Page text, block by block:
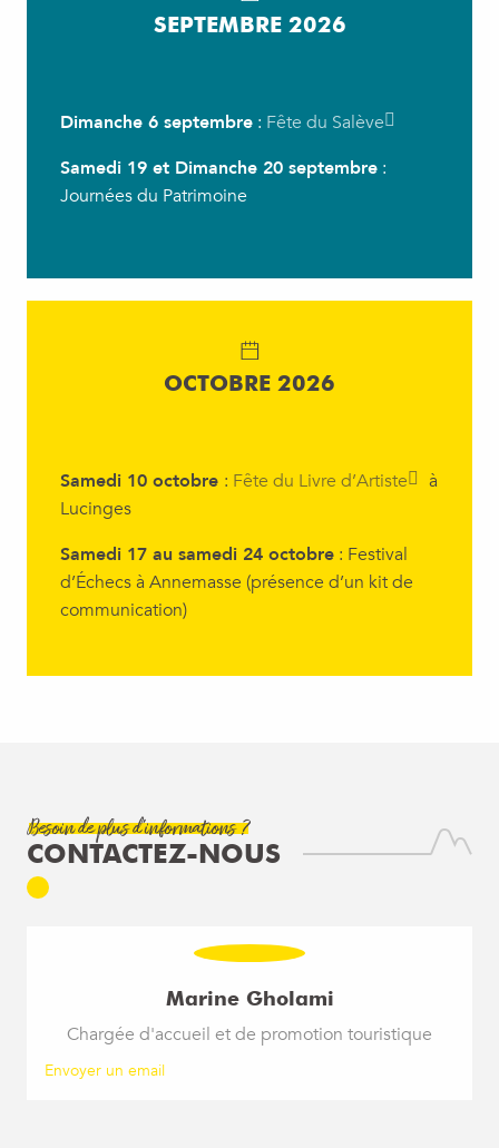
SEPTEMBRE 2026
Dimanche 6 septembre : Fête du Salève
Samedi 19 et Dimanche 20 septembre :
Journées du Patrimoine
OCTOBRE 2026
Samedi 10 octobre : Fête du Livre d’Artiste
à
Lucinges
Samedi 17 au samedi 24 octobre : Festival
d’Échecs à Annemasse (présence d’un kit de
communication)
Besoin de plus d'informations ?
CONTACTEZ-NOUS
Marine Gholami
Chargée d'accueil et de promotion touristique
Envoyer un email